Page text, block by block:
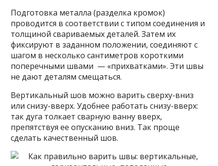
Подготовка металла (разделка кромок)
проводится в соответствии с типом соединения и
толщиной свариваемых деталей. Затем их
фиксируют в заданном положении, соединяют с
шагом в несколько сантиметров короткими
поперечными швами — «прихватками». Эти швы
не дают деталям смещаться.
Вертикальный шов можно варить сверху-вниз
или снизу-вверх. Удобнее работать снизу-вверх:
так дуга толкает сварную ванну вверх,
препятствуя ее опусканию вниз. Так проще
сделать качественный шов.